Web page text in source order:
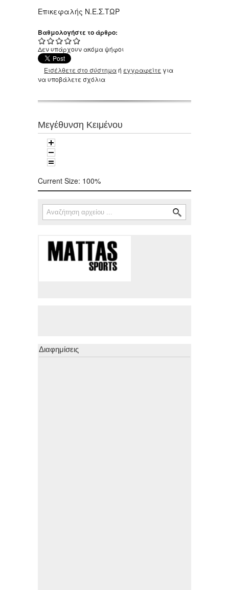
Επικεφαλής Ν.Ε.Σ.ΤΩΡ
Βαθμολογήστε το άρθρο:
Δεν υπάρχουν ακόμα ψήφοι
Εισέλθετε στο σύστημαή εγγραφείτε για
να υποβάλετε σχόλια
Μεγέθυνση Κειμένου
Current Size: 100%
Φόρμα αναζήτησης
Αναζήτηση
Διαφημίσεις